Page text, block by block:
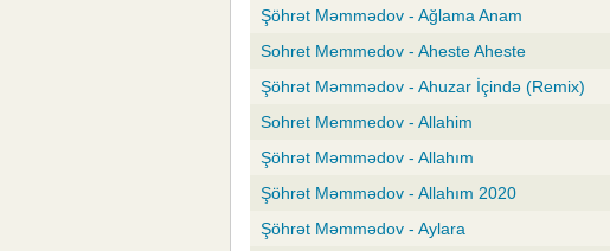
Şöhrət Məmmədov - Ağlama Anam
Sohret Memmedov - Aheste Aheste
Şöhrət Məmmədov - Ahuzar İçində (Remix)
Sohret Memmedov - Allahim
Şöhrət Məmmədov - Allahım
Şöhrət Məmmədov - Allahım 2020
Şöhrət Məmmədov - Aylara